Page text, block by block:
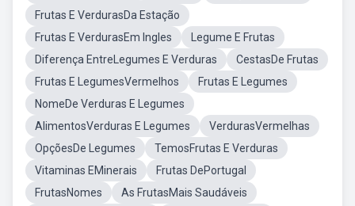
Frutas E VerdurasDa Estação
Frutas E VerdurasEm Ingles
Legume E Frutas
Diferença EntreLegumes E Verduras
CestasDe Frutas
Frutas E LegumesVermelhos
Frutas E Legumes
NomeDe Verduras E Legumes
AlimentosVerduras E Legumes
VerdurasVermelhas
OpçõesDe Legumes
TemosFrutas E Verduras
Vitaminas EMinerais
Frutas DePortugal
FrutasNomes
As FrutasMais Saudáveis